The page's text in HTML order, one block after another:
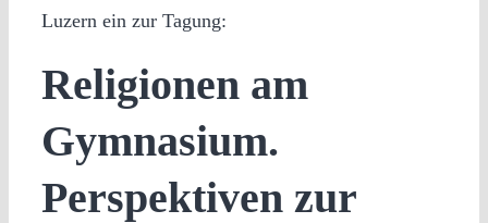
Luzern ein zur Tagung:
Religionen am
Gymnasium.
Perspektiven zur